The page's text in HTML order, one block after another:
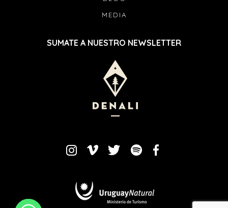
MEDIA
SUMATE A NUESTRO NEWSLETTER